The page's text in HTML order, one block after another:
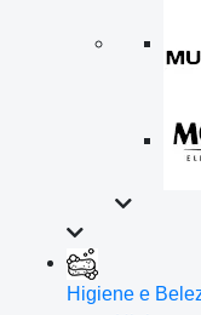
Higiene e